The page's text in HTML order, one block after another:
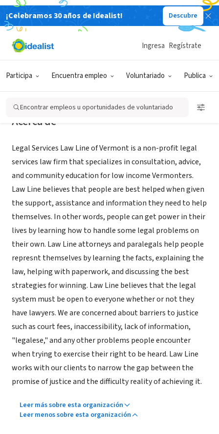
¡Celebramos 30 años de Idealist! Descubre
Participa Encuentra empleo Voluntariado Publica
Ingresa Regístrate
Encontrar empleos u oportunidades de voluntariado
ORGANIZACIÓN SIN FIN DE LUCRO
Legal Services Law Line of Vermont
Acerca de
Legal Services Law Line of Vermont is a non-profit legal
services law firm that specializes in consultation, advice,
and community education for low income Vermonters.
Law Line believes that people are best helped when given
the support, assistance and information they need to help
themselves. In other words, people can get power in their
lives by learning how to handle some legal problems on
their own. Law Line attorneys and paralegals help people
represnt themselves by learning the facts, explaining the
law, helping with paperwork, and discussing the best
strategies for winning. Law Line believes that the legal
system must be open to everyone whether or not they
have lawyers. We are concerned about barriers to justice
such as court fees, inaccessibility, lack of information,
"legalese," and any other problems people encounter
when trying to exercise their right to be heard. Law Line
works with our clients to narrow the gap between the
promise of justice and the difficulty reality of achieving it.
Leer más sobre esta organización
Leer menos sobre esta organización